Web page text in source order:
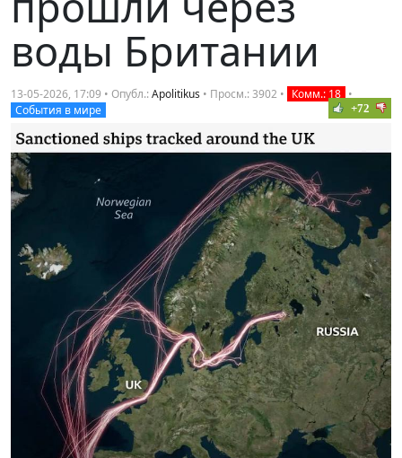
воды Британии
13-05-2026, 17:09 • Опубл.:Apolitikus • Просм.: 3902 • Комм.: 18 •
События в мире
+72